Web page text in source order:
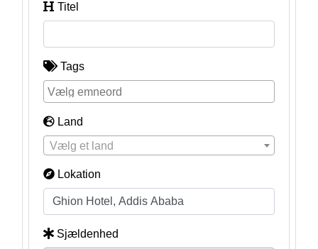
Titel
Tags
Land
Vælg et land
Lokation
Sjældenhed